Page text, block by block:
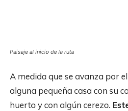
Paisaje al inicio de la ruta
A medida que se avanza por
alguna pequeña casa con su
huerto y con algún cerezo.